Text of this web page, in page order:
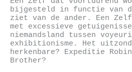
bijgesteld in functie van
ziet van de ander. Een
met excessieve
niemandsland tussen
exhibitionisme. Het
herkenbare? Expeditie
Brother?